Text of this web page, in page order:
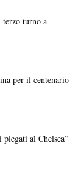
terzo turno a
per il centenario
al Chelsea”